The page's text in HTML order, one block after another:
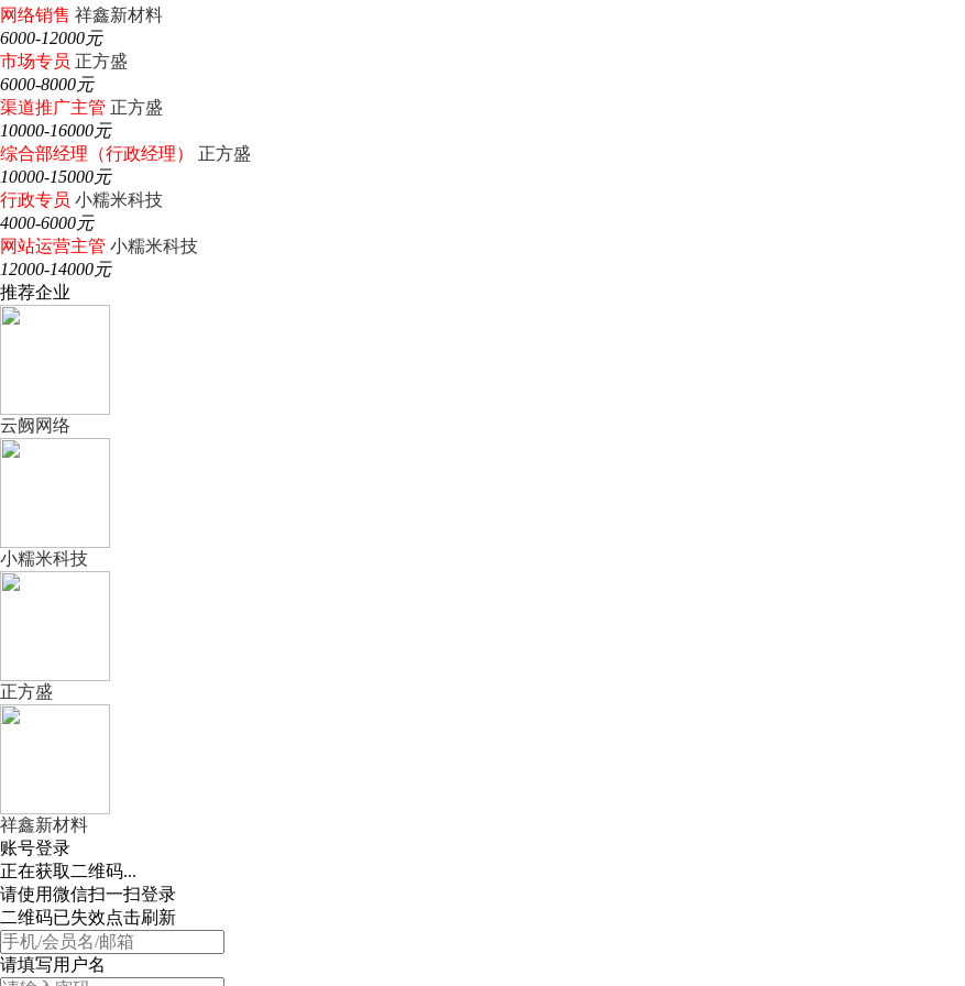
网络销售 祥鑫新材料
6000-12000元
市场专员 正方盛
6000-8000元
渠道推广主管 正方盛
10000-16000元
综合部经理（行政经理）
正方盛
10000-15000元
行政专员 小糯米科技
4000-6000元
网站运营主管 小糯米科技
12000-14000元
推荐企业
云阙网络
小糯米科技
正方盛
祥鑫新材料
账号登录
正在获取二维码...
请使用微信扫一扫登录
二维码已失效点击刷新
请填写用户名